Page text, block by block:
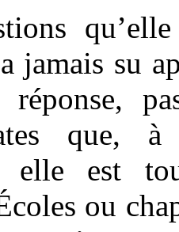
jamais su
réponse,
que,
elle est
ou